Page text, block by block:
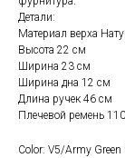
Детали:
Материал верха
Высота 22 см
Ширина 23 см
Ширина дна 12 см
Длина ручек 46 см
Плечевой ремень
Color: V5/Army